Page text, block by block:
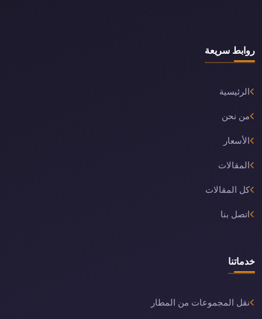
روابط سريعة
الرئيسية
من نحن
الأسعار
المقالات
كل المقالات
اتصل بنا
خدماتنا
نقل المجموعات من المطار